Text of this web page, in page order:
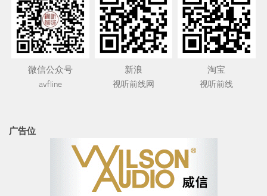
微信公众号
avfline
新浪
视听前线网
淘宝
视听前线
广告位